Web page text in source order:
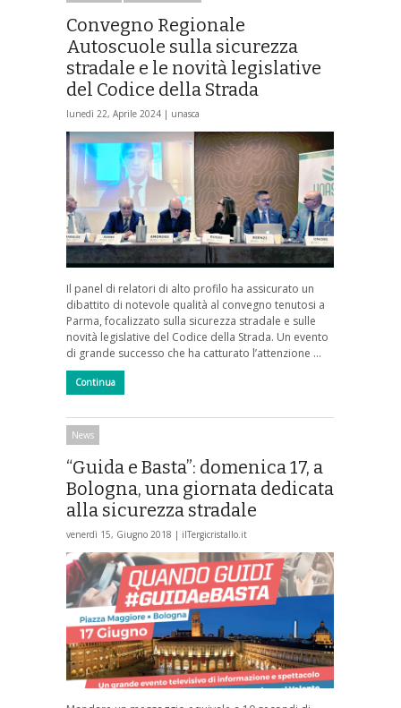
Convegno Regionale
Autoscuole sulla sicurezza
stradale e le novità legislative
del Codice della Strada
lunedì 22, Aprile 2024 | unasca
Il panel di relatori di alto profilo ha assicurato un
dibattito di notevole qualità al convegno tenutosi a
Parma, focalizzato sulla sicurezza stradale e sulle
novità legislative del Codice della Strada. Un evento
di grande successo che ha catturato l’attenzione …
Continua
News
“Guida e Basta”: domenica 17, a
Bologna, una giornata dedicata
alla sicurezza stradale
venerdì 15, Giugno 2018 | ilTergicristallo.it